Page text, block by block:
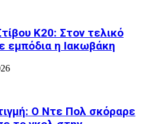
Κ20: Στον τελικό
εμπόδια η Ιακωβάκη
Ο Ντε Πολ σκόραρε